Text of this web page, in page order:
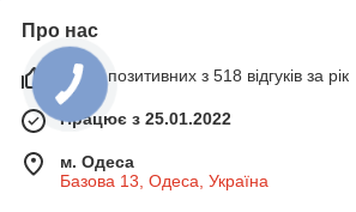
Про нас
100% позитивних з 518 відгуків за рік
Працює з 25.01.2022
м. Одеса
Базова 13, Одеса, Україна